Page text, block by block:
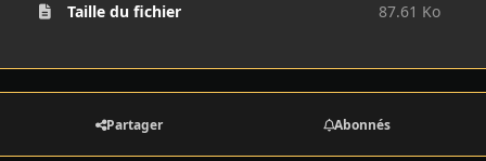
Taille du fichier 87.61 Ko
Partager Abonnés